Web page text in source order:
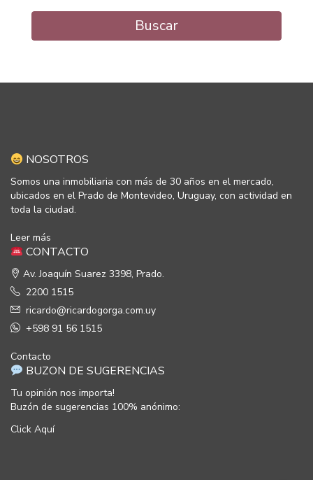
Buscar
NOSOTROS
Somos una inmobiliaria con más de 30 años en el mercado,
ubicados en el Prado de Montevideo, Uruguay, con actividad en
toda la ciudad.
Leer más
CONTACTO
Av. Joaquín Suarez 3398, Prado.
2200 1515
ricardo@ricardogorga.com.uy
+598 91 56 1515
Contacto
BUZON DE SUGERENCIAS
Tu opinión nos importa!
Buzón de sugerencias 100% anónimo:
Click Aquí